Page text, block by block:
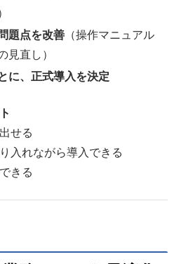
題点を改善 （操作マニュアル
見直し）
に、正式導入を決定
せる
入れながら導入できる
きる